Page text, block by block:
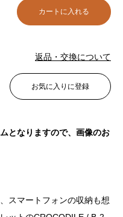
返品・交換について
お気に入りに登録
となりますので、画像のお
スマートフォンの収納も想